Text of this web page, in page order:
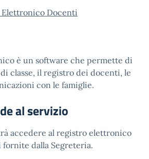
Elettronico Docenti
è un software che permette di
classe, il registro dei docenti, le
con le famiglie.
al servizio
accedere al registro elettronico
dalla Segreteria.